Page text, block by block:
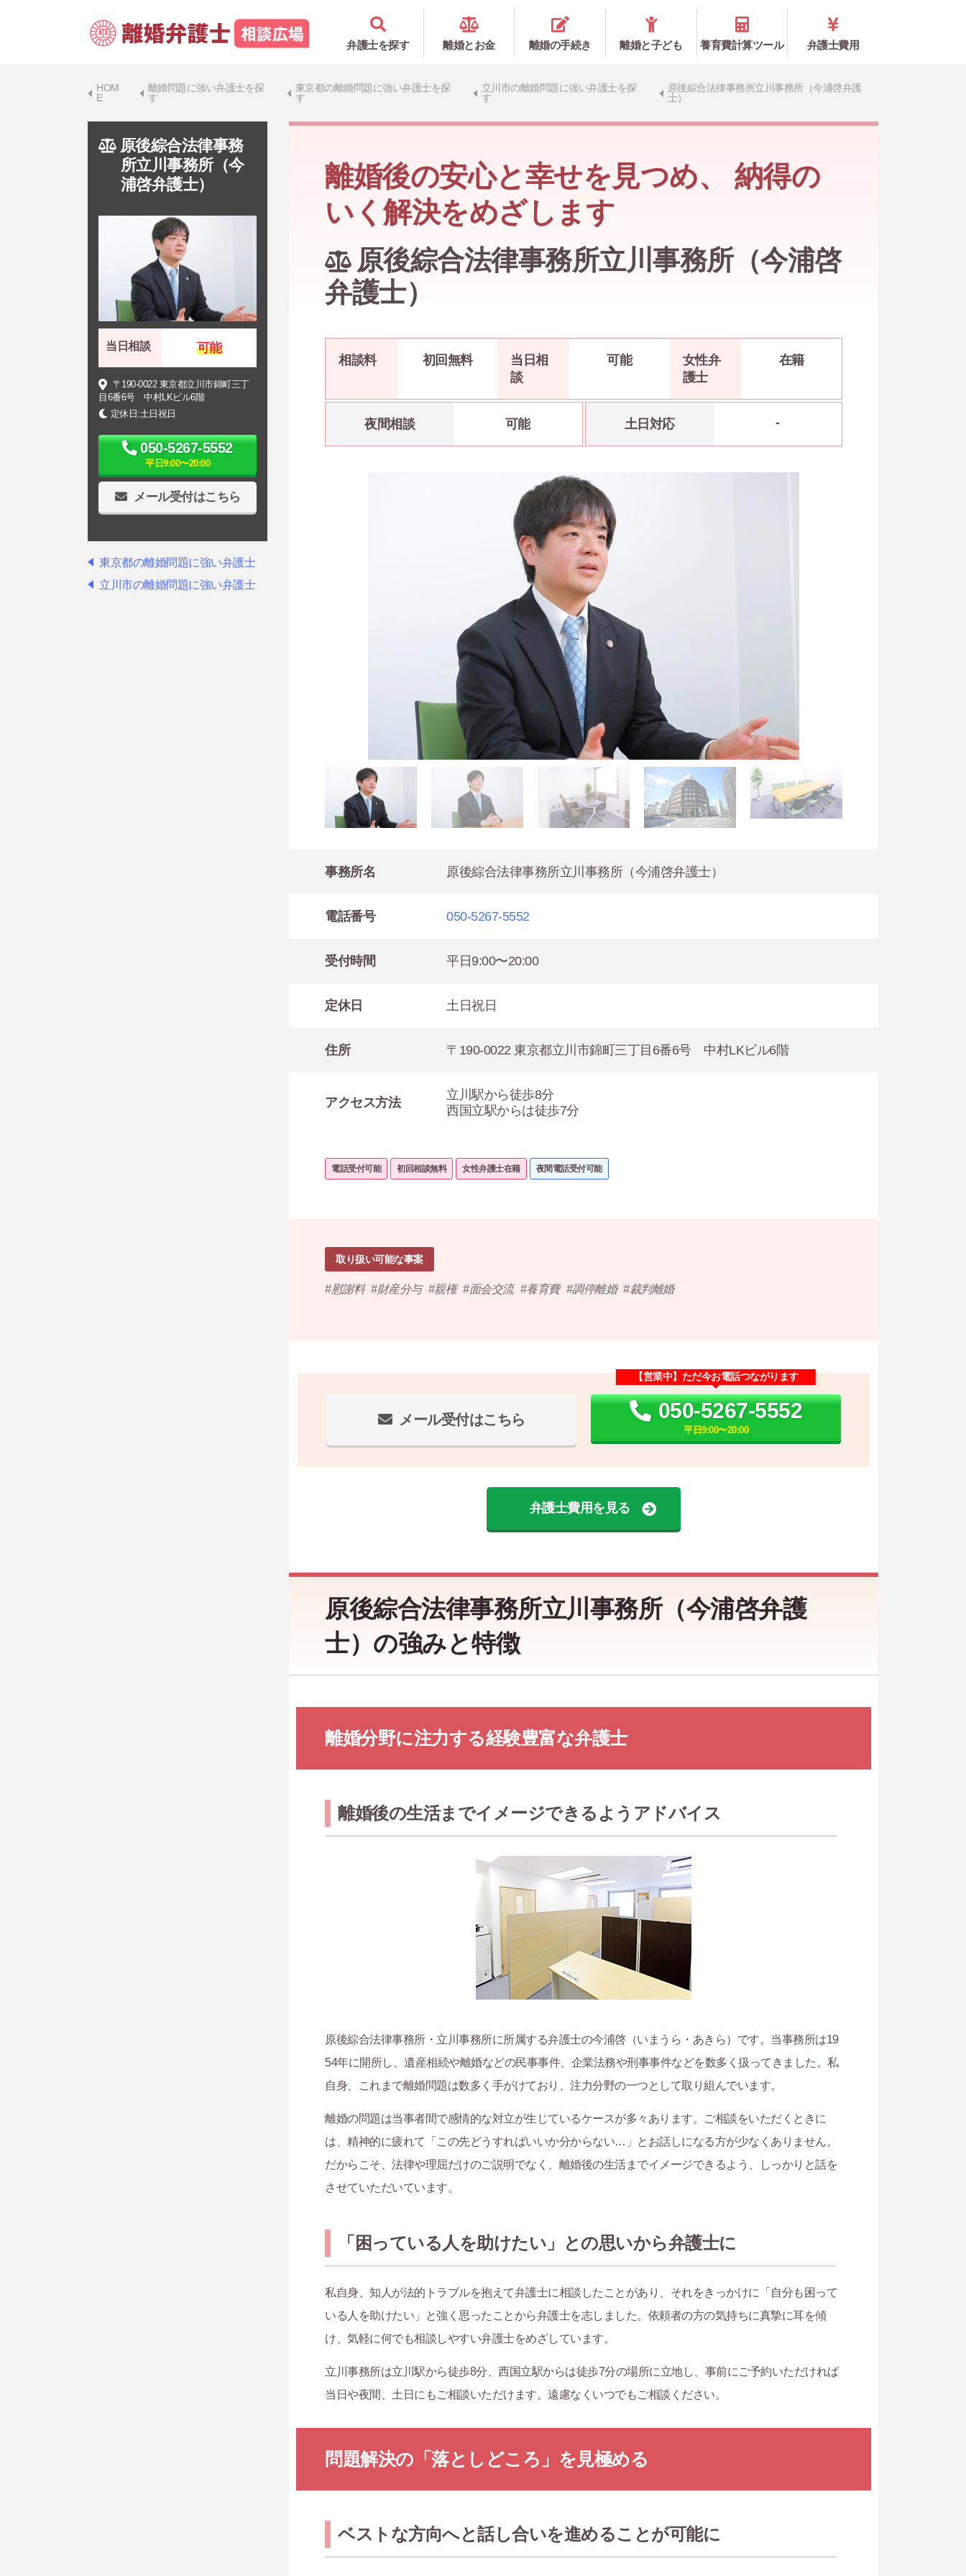
弁護士を探す 離婚とお金 離婚の手続き 離婚と子ども 養育費計算ツール 弁護士費用
HOM
E
離婚問題に強い弁護士を探
す
東京都の離婚問題に強い弁護士を探
す
立川市の離婚問題に強い弁護士を探
す
原後綜合法律事務所立川事務所（今浦啓弁護
士）
離婚後の安心と幸せを見つめ、 納得の
いく解決をめざします
原後綜合法律事務所立川事務所（今浦啓
弁護士）
相談料 初回無料
当日相
談
可能
女性弁
護士
在籍
夜間相談 可能 土日対応 -
事務所名 原後綜合法律事務所立川事務所（今浦啓弁護士）
電話番号 050-5267-5552
受付時間 平日9:00〜20:00
定休日 土日祝日
住所 〒190-0022 東京都立川市錦町三丁目6番6号 中村LKビル6階
アクセス方法
立川駅から徒歩8分
西国立駅からは徒歩7分
電話受付可能 初回相談無料 女性弁護士在籍 夜間電話受付可能
取り扱い可能な事案
慰謝料 財産分与 親権 面会交流 養育費 調停離婚 裁判離婚
メール受付はこちら
【営業中】ただ今お電話つながります
050-5267-5552
平日9:00〜20:00
弁護士費用を見る
原後綜合法律事務所立川事務所（今浦啓弁護
士）の強みと特徴
離婚分野に注力する経験豊富な弁護士
離婚後の生活までイメージできるようアドバイス
原後綜合法律事務所・立川事務所に所属する弁護士の今浦啓（いまうら・あきら）です。当事務所は19
54年に開所し、遺産相続や離婚などの民事事件、企業法務や刑事事件などを数多く扱ってきました。私
自身、これまで離婚問題は数多く手がけており、注力分野の一つとして取り組んでいます。
離婚の問題は当事者間で感情的な対立が生じているケースが多々あります。ご相談をいただくときに
は、精神的に疲れて「この先どうすればいいか分からない…」とお話しになる方が少なくありません。
だからこそ、法律や理屈だけのご説明でなく、離婚後の生活までイメージできるよう、しっかりと話を
させていただいています。
「困っている人を助けたい」との思いから弁護士に
私自身、知人が法的トラブルを抱えて弁護士に相談したことがあり、それをきっかけに「自分も困って
いる人を助けたい」と強く思ったことから弁護士を志しました。依頼者の方の気持ちに真摯に耳を傾
け、気軽に何でも相談しやすい弁護士をめざしています。
立川事務所は立川駅から徒歩8分、西国立駅からは徒歩7分の場所に立地し、事前にご予約いただければ
当日や夜間、土日にもご相談いただけます。遠慮なくいつでもご相談ください。
問題解決の「落としどころ」を見極める
ベストな方向へと話し合いを進めることが可能に
原後綜合法律事務
所立川事務所（今
浦啓弁護士）
当日相談 可能
〒190-0022 東京都立川市錦町三丁
目6番6号 中村LKビル6階
定休日:土日祝日
050-5267-5552
平日9:00〜20:00
メール受付はこちら
東京都の離婚問題に強い弁護士
立川市の離婚問題に強い弁護士